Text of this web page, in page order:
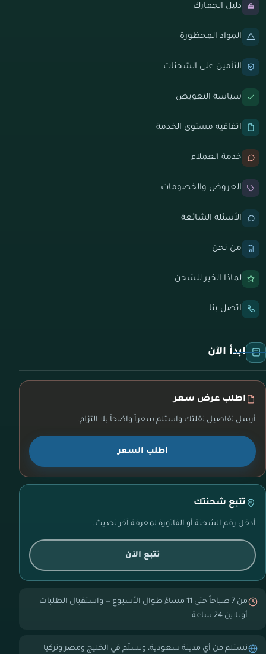
دليل الجمارك
المواد المحظورة
التأمين على الشحنات
سياسة التعويض
اتفاقية مستوى الخدمة
خدمة العملاء
العروض والخصومات
الأسئلة الشائعة
من نحن
لماذا الخير للشحن
اتصل بنا
ابدأ الآن
اطلب عرض سعر
أرسل تفاصيل نقلتك واستلم سعراً واضحاً بلا التزام.
اطلب السعر
تتبع شحنتك
أدخل رقم الشحنة أو الفاتورة لمعرفة آخر تحديث.
تتبع الآن
من 7 صباحاً حتى 11 مساءً طوال الأسبوع — واستقبال الطلبات
أونلاين 24 ساعة
نستلم من أي مدينة سعودية، ونسلّم في الخليج ومصر وتركيا